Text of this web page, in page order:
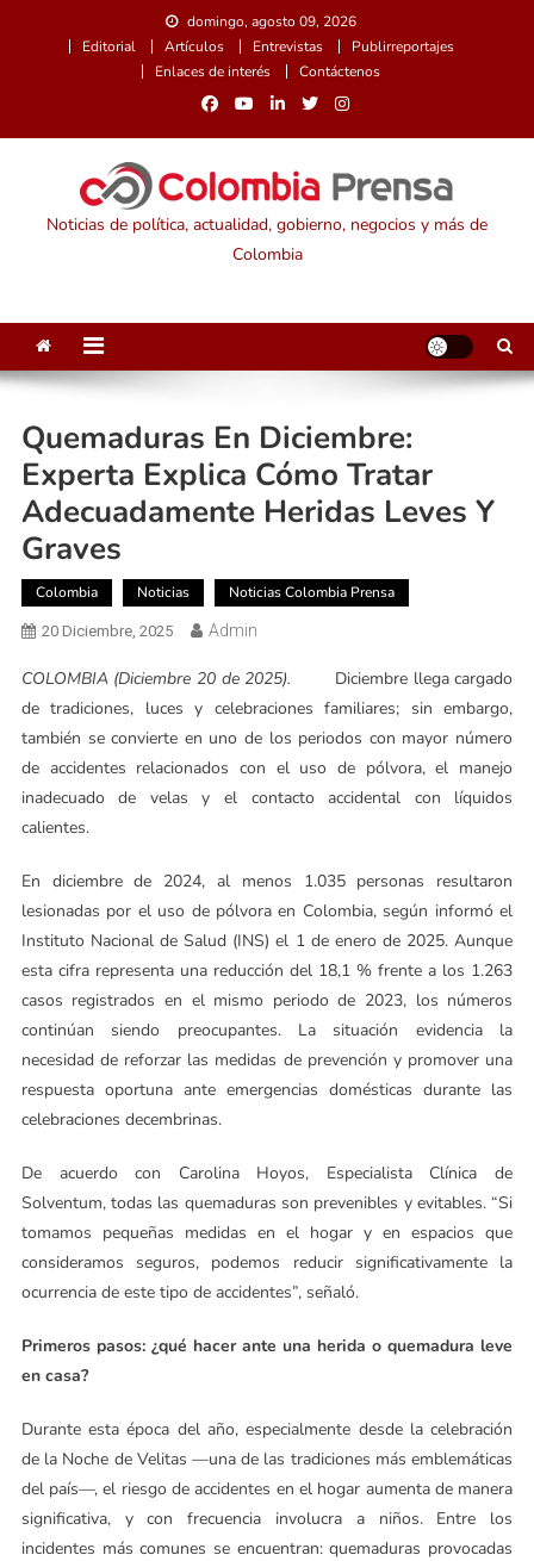
domingo, agosto 09, 2026
Editorial
Artículos Entrevistas
Publirreportajes
Enlaces de interés
Contáctenos
Noticias de política, actualidad, gobierno, negocios y más de
Colombia
Quemaduras En Diciembre:
Experta Explica Cómo Tratar
Adecuadamente Heridas Leves Y
Graves
Colombia Noticias Noticias Colombia Prensa
20 Diciembre, 2025 Admin
COLOMBIA (Diciembre 20 de 2025). Diciembre llega cargado
de tradiciones, luces y celebraciones familiares; sin embargo,
también se convierte en uno de los periodos con mayor número
de accidentes relacionados con el uso de pólvora, el manejo
inadecuado de velas y el contacto accidental con líquidos
calientes.
En diciembre de 2024, al menos 1.035 personas resultaron
lesionadas por el uso de pólvora en Colombia, según informó el
Instituto Nacional de Salud (INS) el 1 de enero de 2025. Aunque
esta cifra representa una reducción del 18,1 % frente a los 1.263
casos registrados en el mismo periodo de 2023, los números
continúan siendo preocupantes. La situación evidencia la
necesidad de reforzar las medidas de prevención y promover una
respuesta oportuna ante emergencias domésticas durante las
celebraciones decembrinas.
De acuerdo con Carolina Hoyos, Especialista Clínica de
Solventum, todas las quemaduras son prevenibles y evitables. “Si
tomamos pequeñas medidas en el hogar y en espacios que
consideramos seguros, podemos reducir significativamente la
ocurrencia de este tipo de accidentes”, señaló.
Primeros pasos: ¿qué hacer ante una herida o quemadura leve
en casa?
Durante esta época del año, especialmente desde la celebración
de la Noche de Velitas —una de las tradiciones más emblemáticas
del país—, el riesgo de accidentes en el hogar aumenta de manera
significativa, y con frecuencia involucra a niños. Entre los
incidentes más comunes se encuentran: quemaduras provocadas